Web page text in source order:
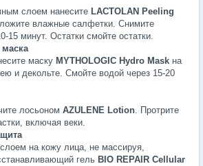
слоем нанесите LACTOLAN Peeling
влажные салфетки. Снимите
15 минут. Остатки смойте остатки.
маска
маску MYTHOLOGIC Hydro Mask на
и декольте. Смойте водой через 15-20
лосьоном AZULENE Lotion. Протрите
включая веки.
на кожу лица, не массируя,
гель BIO REPAIR Cellular